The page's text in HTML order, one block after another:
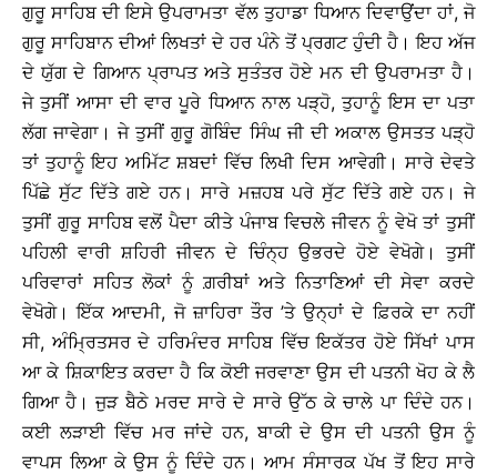
ਗੁਰੂ ਸਾਹਿਬ ਦੀ ਇਸੇ ਉਪਰਾਮਤਾ ਵੱਲ ਤੁਹਾਡਾ ਧਿਆਨ ਦਿਵਾਉਂਦਾ ਹਾਂ, ਜੋ
ਗੁਰੂ ਸਾਹਿਬਾਨ ਦੀਆਂ ਲਿਖਤਾਂ ਦੇ ਹਰ ਪੰਨੇ ਤੋਂ ਪ੍ਰਗਟ ਹੁੰਦੀ ਹੈ। ਇਹ ਅੱਜ
ਦੇ ਯੁੱਗ ਦੇ ਗਿਆਨ ਪ੍ਰਾਪਤ ਅਤੇ ਸੁਤੰਤਰ ਹੋਏ ਮਨ ਦੀ ਉਪਰਾਮਤਾ ਹੈ।
ਜੇ ਤੁਸੀਂ ਆਸਾ ਦੀ ਵਾਰ ਪੂਰੇ ਧਿਆਨ ਨਾਲ ਪੜ੍ਹੋ, ਤੁਹਾਨੂੰ ਇਸ ਦਾ ਪਤਾ
ਲੱਗ ਜਾਵੇਗਾ। ਜੇ ਤੁਸੀਂ ਗੁਰੂ ਗੋਬਿੰਦ ਸਿੰਘ ਜੀ ਦੀ ਅਕਾਲ ਉਸਤਤ ਪੜ੍ਹੋ
ਤਾਂ ਤੁਹਾਨੂੰ ਇਹ ਅਮਿੱਟ ਸ਼ਬਦਾਂ ਵਿੱਚ ਲਿਖੀ ਦਿਸ ਆਵੇਗੀ। ਸਾਰੇ ਦੇਵਤੇ
ਪਿੱਛੇ ਸੁੱਟ ਦਿੱਤੇ ਗਏ ਹਨ। ਸਾਰੇ ਮਜ਼ਹਬ ਪਰੇ ਸੁੱਟ ਦਿੱਤੇ ਗਏ ਹਨ। ਜੇ
ਤੁਸੀਂ ਗੁਰੂ ਸਾਹਿਬ ਵਲੋਂ ਪੈਦਾ ਕੀਤੇ ਪੰਜਾਬ ਵਿਚਲੇ ਜੀਵਨ ਨੂੰ ਵੇਖੋ ਤਾਂ ਤੁਸੀਂ
ਪਹਿਲੀ ਵਾਰੀ ਸ਼ਹਿਰੀ ਜੀਵਨ ਦੇ ਚਿੰਨ੍ਹ ਉਭਰਦੇ ਹੋਏ ਵੇਖੋਗੇ। ਤੁਸੀਂ
ਪਰਿਵਾਰਾਂ ਸਹਿਤ ਲੋਕਾਂ ਨੂੰ ਗ਼ਰੀਬਾਂ ਅਤੇ ਨਿਤਾਣਿਆਂ ਦੀ ਸੇਵਾ ਕਰਦੇ
ਵੇਖੋਗੇ। ਇੱਕ ਆਦਮੀ, ਜੋ ਜ਼ਾਹਿਰਾ ਤੌਰ ’ਤੇ ਉਨ੍ਹਾਂ ਦੇ ਫ਼ਿਰਕੇ ਦਾ ਨਹੀਂ
ਸੀ, ਅੰਮ੍ਰਿਤਸਰ ਦੇ ਹਰਿਮੰਦਰ ਸਾਹਿਬ ਵਿੱਚ ਇਕੱਤਰ ਹੋਏ ਸਿੱਖਾਂ ਪਾਸ
ਆ ਕੇ ਸ਼ਿਕਾਇਤ ਕਰਦਾ ਹੈ ਕਿ ਕੋਈ ਜਰਵਾਣਾ ਉਸ ਦੀ ਪਤਨੀ ਖੋਹ ਕੇ ਲੈ
ਗਿਆ ਹੈ। ਜੁੜ ਬੈਠੇ ਮਰਦ ਸਾਰੇ ਦੇ ਸਾਰੇ ਉੱਠ ਕੇ ਚਾਲੇ ਪਾ ਦਿੰਦੇ ਹਨ।
ਕਈ ਲੜਾਈ ਵਿੱਚ ਮਰ ਜਾਂਦੇ ਹਨ, ਬਾਕੀ ਦੇ ਉਸ ਦੀ ਪਤਨੀ ਉਸ ਨੂੰ
ਵਾਪਸ ਲਿਆ ਕੇ ਉਸ ਨੂੰ ਦਿੰਦੇ ਹਨ। ਆਮ ਸੰਸਾਰਕ ਪੱਖ ਤੋਂ ਇਹ ਸਾਰੇ